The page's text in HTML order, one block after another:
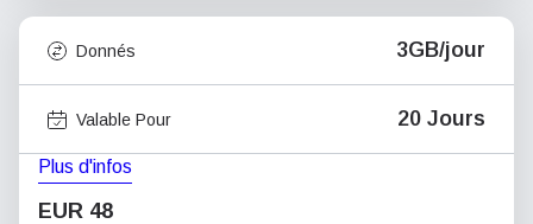
Donnés 3GB/jour
Valable Pour 20 Jours
Plus d'infos
EUR 48